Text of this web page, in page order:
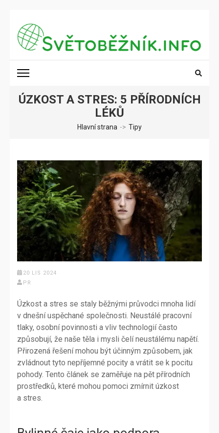
obsah
(stiskněte
Enter)
SVĚTOBĚŽNÍK.INFO
ÚZKOST A STRES: 5 PŘÍRODNÍCH
LÉKŮ
Hlavní strana -> Tipy
20 LIS 2024
PR
Úzkost a stres se staly běžnými průvodci mnoha lidí
v dnešní uspěchané společnosti. Neustálé pracovní
tlaky, osobní povinnosti a vliv technologií často
způsobují, že naše těla i mysli čelí neustálému napětí.
Přirozená řešení mohou být účinným způsobem, jak
zvládnout tyto nepříjemné pocity a vrátit se k pocitu
pohody. Tento článek se zaměřuje na pět přírodních
prostředků, které mohou pomoci zmírnit úzkost
a stres.